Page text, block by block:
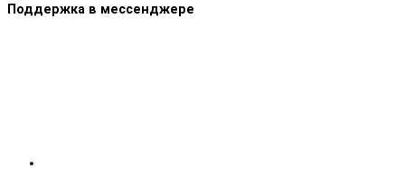
Поддержка в мессенджере